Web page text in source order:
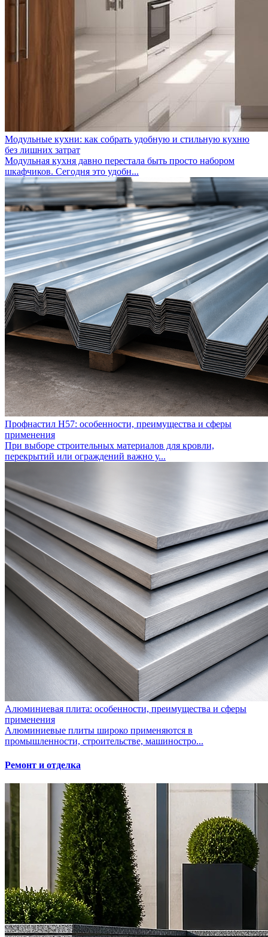
Модульные кухни: как собрать удобную и стильную кухню
без лишних затрат
Модульная кухня давно перестала быть просто набором
шкафчиков. Сегодня это удобн...
Профнастил Н57: особенности, преимущества и сферы
применения
При выборе строительных материалов для кровли,
перекрытий или ограждений важно у...
Алюминиевая плита: особенности, преимущества и сферы
применения
Алюминиевые плиты широко применяются в
промышленности, строительстве, машиностро...
Ремонт и отделка